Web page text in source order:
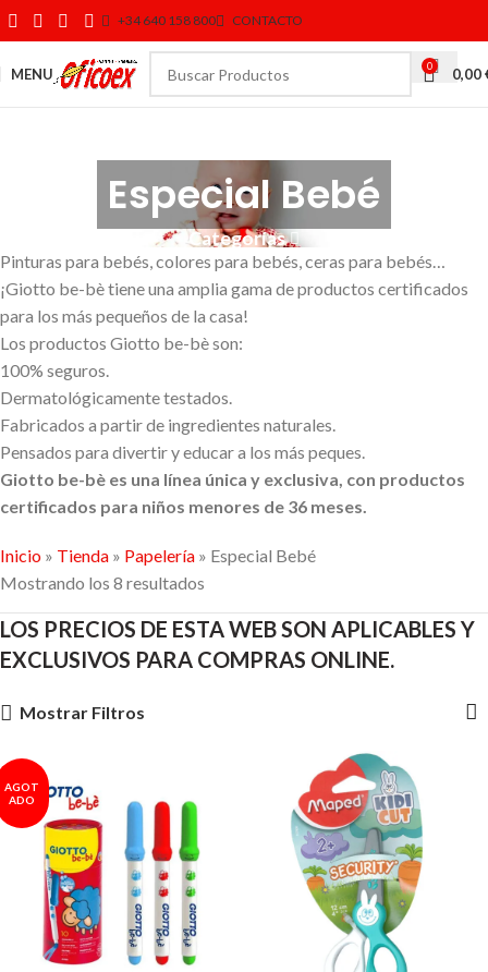
+34 640 158 800 CONTACTO
MENU 0 0,00
Especial Bebé
Categorías
Pinturas para bebés, colores para bebés, ceras para bebés…
¡Giotto be-bè tiene una amplia gama de productos certificados
para los más pequeños de la casa!
Los productos Giotto be-bè son:
100% seguros.
Dermatológicamente testados.
Fabricados a partir de ingredientes naturales.
Pensados para divertir y educar a los más peques.
Giotto be-bè es una línea única y exclusiva, con productos
certificados para niños menores de 36 meses.
Inicio » Tienda » Papelería » Especial Bebé
Mostrando los 8 resultados
LOS PRECIOS DE ESTA WEB SON APLICABLES Y
EXCLUSIVOS PARA COMPRAS ONLINE.
Mostrar Filtros
AGOT
ADO